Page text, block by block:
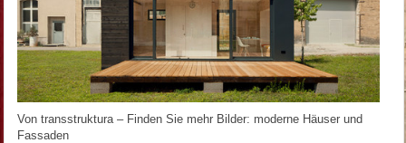
Von transstruktura– Finden Sie mehr Bilder: moderne Häuser und
Fassaden